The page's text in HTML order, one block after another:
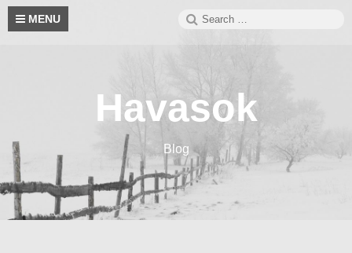
Skip
content
MENU
Search
Havasok
Blog